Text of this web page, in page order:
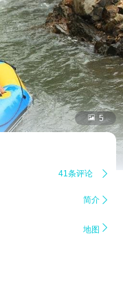
 5
41条评论 
简介 
地图 